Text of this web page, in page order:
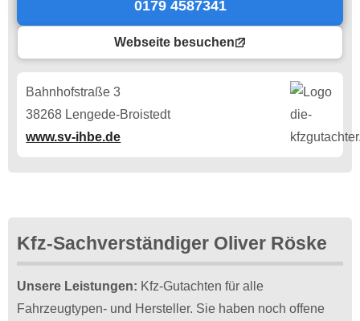
0179 4587341
Webseite besuchen
Bahnhofstraße 3
38268 Lengede-Broistedt
www.sv-ihbe.de
Kfz-Sachverständiger Oliver Röske
Unsere Leistungen: Kfz-Gutachten für alle
Fahrzeugtypen- und Hersteller. Sie haben noch offene